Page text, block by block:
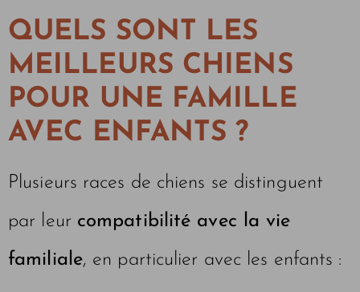
QUELS SONT LES
MEILLEURS CHIENS
POUR UNE FAMILLE
AVEC ENFANTS ?
Plusieurs races de chiens se distinguent
par leur compatibilité avec la vie
familiale, en particulier avec les enfants :